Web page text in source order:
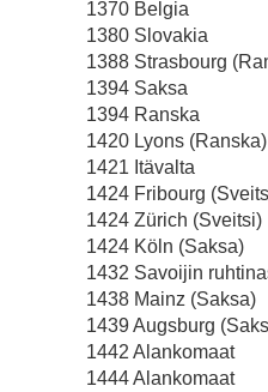
1370 Belgia
1380 Slovakia
1388 Strasbourg
1394 Saksa
1394 Ranska
1420 Lyons (Ranska)
1421 Itävalta
1424 Fribourg
1424 Zürich (Sveitsi)
1424 Köln (Saksa)
1432 Savoijin
1438 Mainz (Saksa)
1439 Augsburg
1442 Alankomaat
1444 Alankomaat